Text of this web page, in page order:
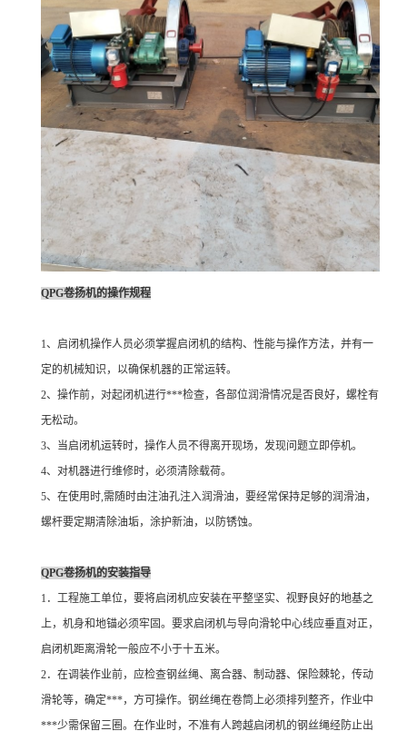
QPG卷扬机的操作规程
1、启闭机操作人员必须掌握启闭机的结构、性能与操作方法，并有一
定的机械知识，以确保机器的正常运转。
2、操作前，对起闭机进行***检查，各部位润滑情况是否良好，螺栓有
无松动。
3、当启闭机运转时，操作人员不得离开现场，发现问题立即停机。
4、对机器进行维修时，必须清除载荷。
5、在使用时,需随时由注油孔注入润滑油，要经常保持足够的润滑油，
螺杆要定期清除油垢，涂护新油，以防锈蚀。
QPG卷扬机的安装指导
1 ．工程施工单位，要将启闭机应安装在平整坚实、视野良好的地基之
上，机身和地锚必须牢固。要求启闭机与导向滑轮中心线应垂直对正，
启闭机距离滑轮一般应不小于十五米。
2．在调装作业前，应检查钢丝绳、离合器、制动器、保险棘轮，传动
滑轮等，确定***，方可操作。钢丝绳在卷筒上必须排列整齐，作业中
***少需保留三圈。在作业时，不准有人跨越启闭机的钢丝绳经防止出